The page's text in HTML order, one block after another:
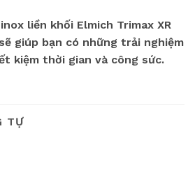
liền khối Elmich Trimax XR
giúp bạn có những trải nghiệm
kiệm thời gian và công sức.
TỰ